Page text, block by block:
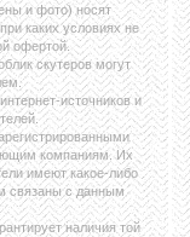
и фото) носят
каких условиях не
офертой.
скутеров могут
источников и
компаниям. Их
имеют какое-либо
связаны с данным
наличия той